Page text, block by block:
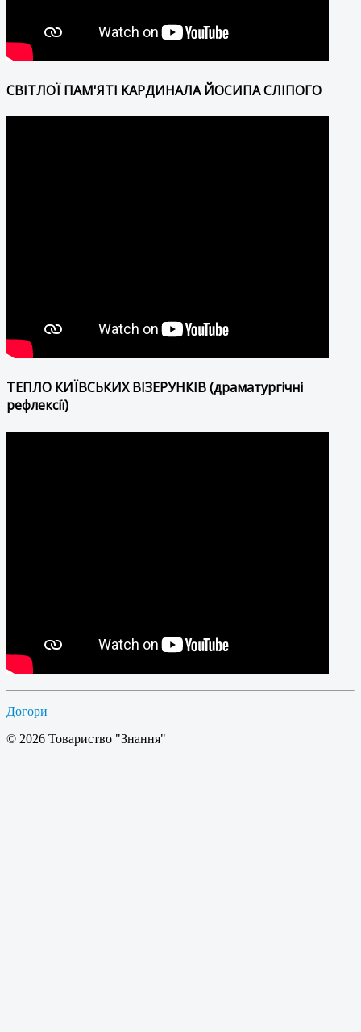
СВІТЛОЇ ПАМ'ЯТІ КАРДИНАЛА ЙОСИПА СЛІПОГО
ТЕПЛО КИЇВСЬКИХ ВІЗЕРУНКІВ (драматургічні
рефлексії)
Догори
© 2026 Товариство "Знання"